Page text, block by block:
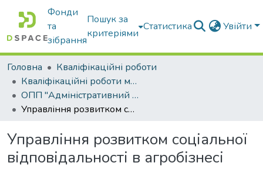
Фонди
та
зібрання
Пошук за
критеріями
Статистика Увійти
Головна
Кваліфікаційні роботи
Кваліфікаційні роботи магістрів
ОПП "Адміністративний менеджмент"
Управління розвитком соціальної відповідальності в агробізнесі
Управління розвитком соціальної
відповідальності в агробізнесі